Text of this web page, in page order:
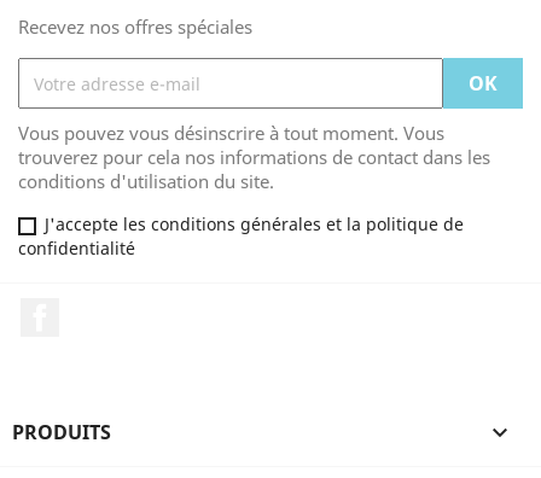
Recevez nos offres spéciales
Vous pouvez vous désinscrire à tout moment. Vous
trouverez pour cela nos informations de contact dans les
conditions d'utilisation du site.
J'accepte les conditions générales et la politique de
confidentialité
PRODUITS 